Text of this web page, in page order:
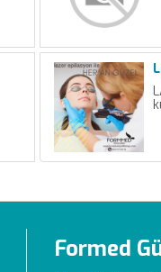
Formed